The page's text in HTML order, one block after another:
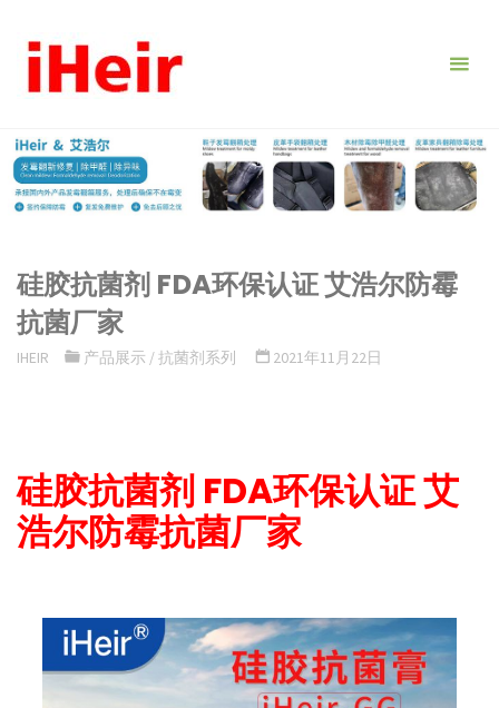
容。
硅胶抗菌剂 FDA环保认证 艾浩尔防霉
抗菌厂家
IHEIR 产品展示 /抗菌剂系列 2021年11月22日
硅胶抗菌剂 FDA环保认证 艾
浩尔防霉抗菌厂家